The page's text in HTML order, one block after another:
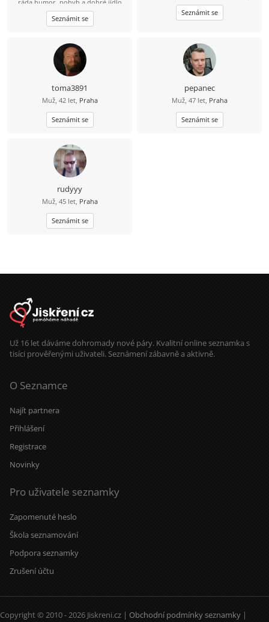
ráda humor, pohyb a dobré jídlo
(ideálně i umí vařit ????). Mě baví
lyžování, bowling a dlouhé jízdy na
kole – 80 km beru jako výzvu, ne
bude fajn nejen na výletě, ale i doma
u večeře.
Seznámit se
Seznámit se
toma3891
Muž, 42 let, Praha
Seznámit se
pepanec
Muž, 47 let, Praha
Seznámit se
rudyyy
Muž, 45 let, Praha
Seznámit se
Už 16 let dáváme dohromady nové páry. Kvalitní online seznamka s
tisíci prověřenými uživateli. Seznámení zábavně a aktivně.
O Seznamce
Najít partnera
Přihlášení
Registrace
Novinky
Pro uživatele seznamky
Zapomenuté heslo
Škola seznamování
Podpora seznamky
Zrušení účtu
Copyright © 2010 - 2026 Jiskreni.cz | Obchodní podmínky seznamky |